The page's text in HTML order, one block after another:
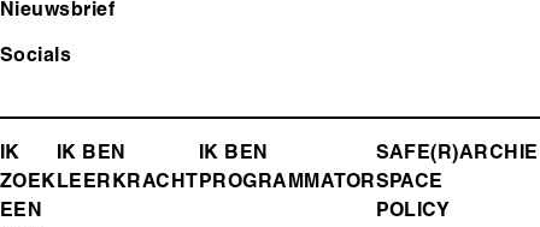
Nieuwsbrief
Socials
FOOTER-
MENU
IK
ZOEK
EEN
IK BEN
LEERKRACHT
IK BEN
PROGRAMMATOR
SAFE(R)
SPACE
POLICY